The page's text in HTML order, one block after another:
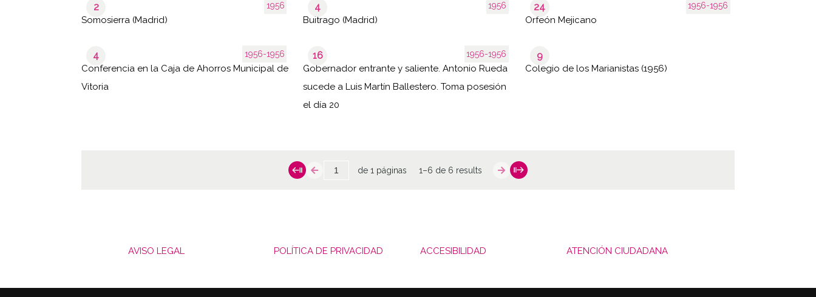
1956
2
Somosierra (Madrid)
1956
4
Buitrago (Madrid)
1956-1956
24
Orfeón Mejicano
1956-1956
4
Conferencia en la Caja de Ahorros Municipal de
Vitoria
1956-1956
16
Gobernador entrante y saliente. Antonio Rueda
sucede a Luis Martín Ballestero. Toma posesión
el día 20
9
Colegio de los Marianistas (1956)
de 1 páginas 1–6 de 6 results
AVISO LEGAL POLÍTICA DE PRIVACIDAD ACCESIBILIDAD ATENCIÓN CIUDADANA